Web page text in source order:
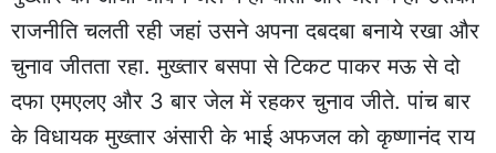
राजनीति चलती रही जहां उसने अपना दबदबा बनाये रखा और
चुनाव जीतता रहा. मुख्तार बसपा से टिकट पाकर मऊ से दो
दफा एमएलए और 3 बार जेल में रहकर चुनाव जीते. पांच बार
के विधायक मुख्तार अंसारी के भाई अफजल को कृष्णानंद राय